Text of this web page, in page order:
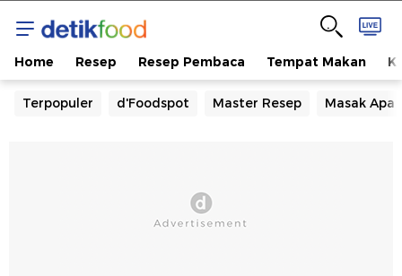
Home Resep Resep Pembaca Tempat Makan
Terpopuler d'Foodspot Master Resep Masak Apa